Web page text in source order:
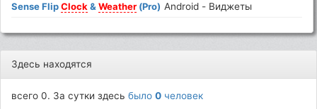
Sense FlipClock &Weather (Pro) Android - Виджеты
Здесь находятся
всего 0. За сутки здесьбыло0 человек